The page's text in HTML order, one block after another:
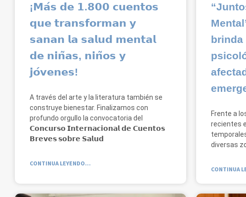
¡𝗠𝗮́𝘀 𝗱𝗲 𝟭.𝟴𝟬𝟬 𝗰𝘂𝗲𝗻𝘁𝗼𝘀
𝗾𝘂𝗲 𝘁𝗿𝗮𝗻𝘀𝗳𝗼𝗿𝗺𝗮𝗻 𝘆
𝘀𝗮𝗻𝗮𝗻 𝗹𝗮 𝘀𝗮𝗹𝘂𝗱 𝗺𝗲𝗻𝘁𝗮𝗹
𝗱𝗲 𝗻𝗶𝗻̃𝗮𝘀, 𝗻𝗶𝗻̃𝗼𝘀 𝘆
𝗷𝗼́𝘃𝗲𝗻𝗲𝘀!
A través del arte y la literatura también se
construye bienestar. Finalizamos con
profundo orgullo la convocatoria del
𝗖𝗼𝗻𝗰𝘂𝗿𝘀𝗼 𝗜𝗻𝘁𝗲𝗿𝗻𝗮𝗰𝗶𝗼𝗻𝗮𝗹 𝗱𝗲 𝗖𝘂𝗲𝗻𝘁𝗼𝘀
𝗕𝗿𝗲𝘃𝗲𝘀 𝘀𝗼𝗯𝗿𝗲 𝗦𝗮𝗹𝘂𝗱
CONTINUA LEYENDO...
brinda
Frente a
recientes
diversas
CONTINUA